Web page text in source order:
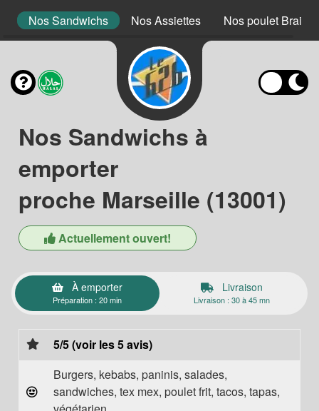
Nos Sandwichs Nos Assiettes Nos poulet Braisé
Nos Sandwichs à
emporter
proche Marseille (13001)
Actuellement ouvert!
À emporter
Préparation : 20 min
Livraison
Livraison : 30 à 45 mn
5/5 (voir les 5 avis)
Burgers, kebabs, paninis, salades,
sandwiches, tex mex, poulet frit, tacos, tapas,